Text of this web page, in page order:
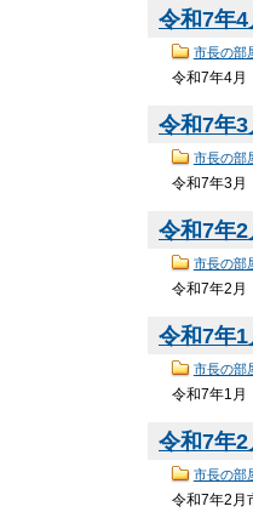
令和7年
市長の部
令和7年4
令和7年
市長の部
令和7年3
令和7年
市長の部
令和7年2
令和7年
市長の部
令和7年1
令和7年
市長の部
令和7年2